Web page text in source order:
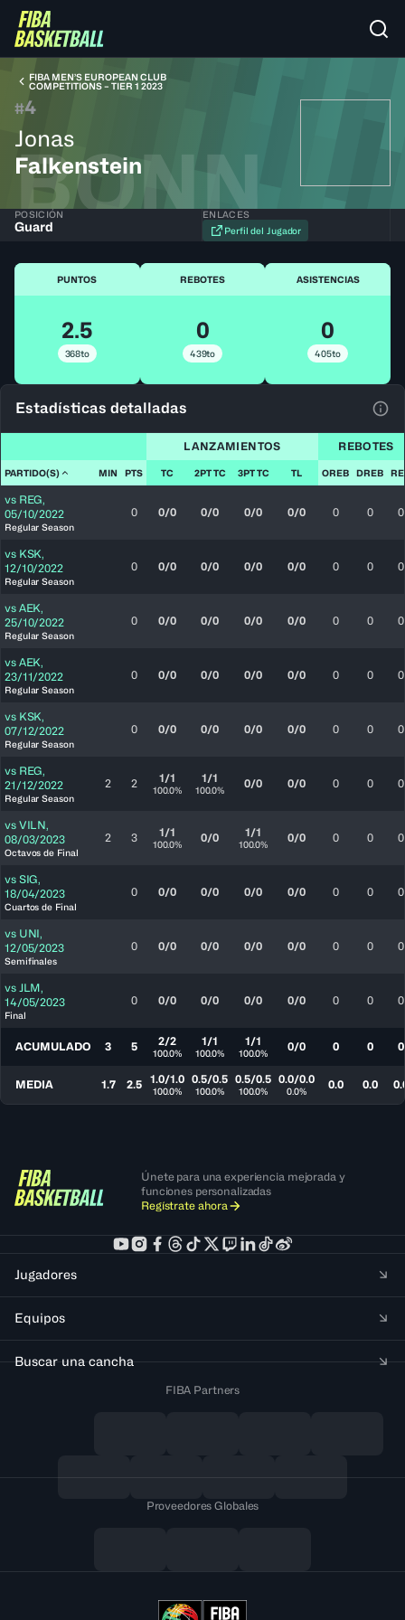
FIBA MEN’S EUROPEAN CLUB
COMPETITIONS – TIER 1 2023
#4
Jonas
Falkenstein
BONN
POSICIÓN
Guard
ENLACES
Perfil del Jugador
PUNTOS
2.5
368to
REBOTES
0
439to
ASISTENCIAS
0
405to
Estadísticas detalladas
LANZAMIENTOS REBOTES
PARTIDO(S) MIN PTS TC 2PT TC 3PT TC TL OREB DREB
vs REG,
05/10/2022
Regular Season
0 0/0 0/0 0/0 0/0 0 0 0
vs KSK,
12/10/2022
Regular Season
0 0/0 0/0 0/0 0/0 0 0 0
vs AEK,
25/10/2022
Regular Season
0 0/0 0/0 0/0 0/0 0 0 0
vs AEK,
23/11/2022
Regular Season
0 0/0 0/0 0/0 0/0 0 0 0
vs KSK,
07/12/2022
Regular Season
0 0/0 0/0 0/0 0/0 0 0 0
vs REG,
21/12/2022
Regular Season
2 2 1/1
100.0%
1/1
100.0% 0/0 0/0 0 0 0
vs VILN,
08/03/2023
Octavos de Final
2 3 1/1
100.0% 0/0 1/1
100.0% 0/0 0 0 0
vs SIG,
18/04/2023
Cuartos de Final
0 0/0 0/0 0/0 0/0 0 0 0
vs UNI,
12/05/2023
Semifinales
0 0/0 0/0 0/0 0/0 0 0 0
vs JLM,
14/05/2023
Final
0 0/0 0/0 0/0 0/0 0 0 0
ACUMULADO 3 5 2/2
100.0%
1/1
100.0%
1/1
100.0% 0/0 0 0 0
MEDIA 1.7 2.5 1.0/1.0
100.0%
0.5/0.5
100.0%
0.5/0.5
100.0%
0.0/0.0
0.0% 0.0 0.0
Únete para una experiencia mejorada y
funciones personalizadas
Regístrate ahora
Jugadores
Equipos
Buscar una cancha
FIBA Partners
Proveedores Globales